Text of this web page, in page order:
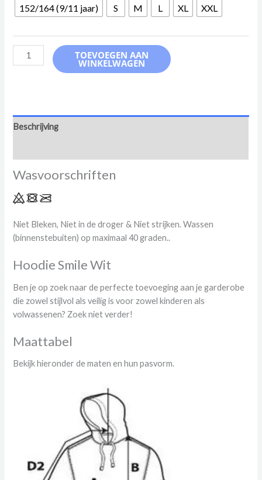
152/164 (9/11 jaar)
S M L XL XXL
Hoodie
Smile
TOEVOEGEN AAN
WINKELWAGEN
Beschrijving
Wasvoorschriften
Niet Bleken, Niet in de droger & Niet strijken. Wassen
(binnenstebuiten) op maximaal 40 graden..
Hoodie Smile Wit
Ben je op zoek naar de perfecte toevoeging aan je garderobe
die zowel stijlvol als veilig is voor zowel kinderen als
volwassenen? Zoek niet verder!
Maattabel
Bekijk hieronder de maten en hun pasvorm.